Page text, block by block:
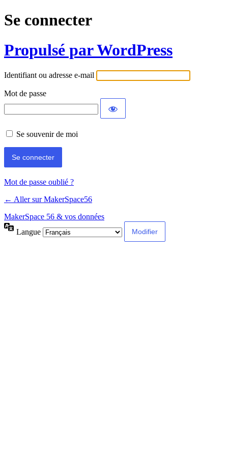
Se connecter
Propulsé par WordPress
Identifiant ou adresse e-mail
Mot de passe
Se souvenir de moi
Mot de passe oublié ?
← Aller sur MakerSpace56
MakerSpace 56 & vos données
Langue